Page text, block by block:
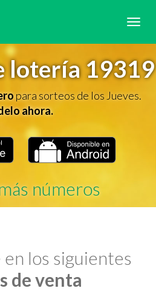
lotería 19319
para sorteos de los Jueves.
ahora.
números
los siguientes
de venta